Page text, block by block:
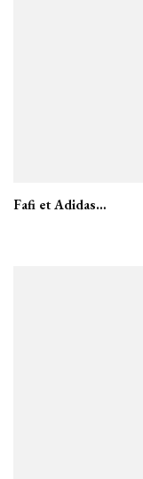
Fafi et Adidas…